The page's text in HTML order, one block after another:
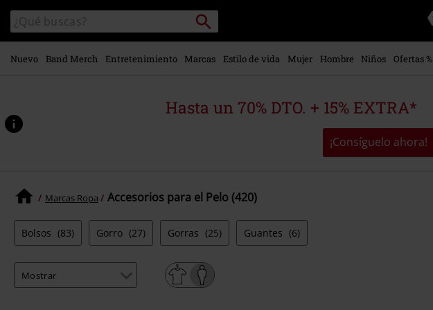
contenido
principal
Buscar
en
el
catálogo
Buscar
Nuevo Band Merch Entretenimiento Marcas Estilo de vida Mujer Hombre Niños Ofertas %
Hasta un 70% DTO. + 15% EXTRA*
¡Consíguelo ahora!
Marcas Ropa Accesorios para el Pelo (420)
Bolsos (83) Gorro (27) Gorras (25) Guantes (6)